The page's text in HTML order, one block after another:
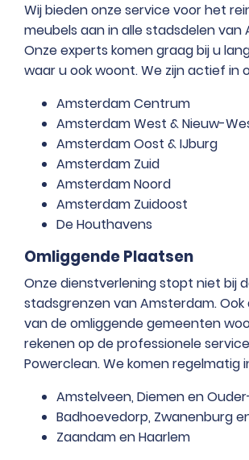
Wij bieden onze service voor het
meubels aan in alle stadsdelen van
Onze experts komen graag bij u
waar u ook woont. We zijn actief in
Amsterdam Centrum
Amsterdam West & Nieuw-
Amsterdam Oost & IJburg
Amsterdam Zuid
Amsterdam Noord
Amsterdam Zuidoost
De Houthavens
Omliggende Plaatsen
Onze dienstverlening stopt niet bij
stadsgrenzen van Amsterdam. Ook
van de omliggende gemeenten
rekenen op de professionele
Powerclean. We komen regelmatig
Amstelveen, Diemen en
Badhoevedorp, Zwanenburg
Zaandam en Haarlem